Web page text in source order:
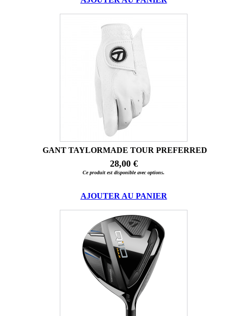
GANT TAYLORMADE TOUR PREFERRED
28,00 €
Ce produit est disponible avec options.
AJOUTER AU PANIER